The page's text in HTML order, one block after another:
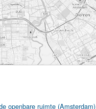
openbare ruimte (Amsterdam)